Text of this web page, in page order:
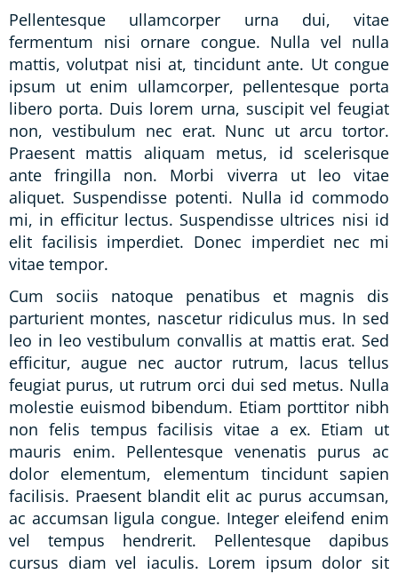
Pellentesque ullamcorper urna dui, vitae
fermentum nisi ornare congue. Nulla vel nulla
mattis, volutpat nisi at, tincidunt ante. Ut congue
ipsum ut enim ullamcorper, pellentesque porta
libero porta. Duis lorem urna, suscipit vel feugiat
non, vestibulum nec erat. Nunc ut arcu tortor.
Praesent mattis aliquam metus, id scelerisque
ante fringilla non. Morbi viverra ut leo vitae
aliquet. Suspendisse potenti. Nulla id commodo
mi, in efficitur lectus. Suspendisse ultrices nisi id
elit facilisis imperdiet. Donec imperdiet nec mi
vitae tempor.
Cum sociis natoque penatibus et magnis dis
parturient montes, nascetur ridiculus mus. In sed
leo in leo vestibulum convallis at mattis erat. Sed
efficitur, augue nec auctor rutrum, lacus tellus
feugiat purus, ut rutrum orci dui sed metus. Nulla
molestie euismod bibendum. Etiam porttitor nibh
non felis tempus facilisis vitae a ex. Etiam ut
mauris enim. Pellentesque venenatis purus ac
dolor elementum, elementum tincidunt sapien
facilisis. Praesent blandit elit ac purus accumsan,
ac accumsan ligula congue. Integer eleifend enim
vel tempus hendrerit. Pellentesque dapibus
cursus diam vel iaculis. Lorem ipsum dolor sit